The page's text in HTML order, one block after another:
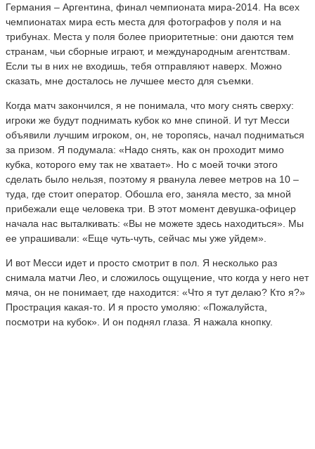
Германия – Аргентина, финал чемпионата мира-2014. На всех
чемпионатах мира есть места для фотографов у поля и на
трибунах. Места у поля более приоритетные: они даются тем
странам, чьи сборные играют, и международным агентствам.
Если ты в них не входишь, тебя отправляют наверх. Можно
сказать, мне досталось не лучшее место для съемки.
Когда матч закончился, я не понимала, что могу снять сверху:
игроки же будут поднимать кубок ко мне спиной. И тут Месси
объявили лучшим игроком, он, не торопясь, начал подниматься
за призом. Я подумала: «Надо снять, как он проходит мимо
кубка, которого ему так не хватает». Но с моей точки этого
сделать было нельзя, поэтому я рванула левее метров на 10 –
туда, где стоит оператор. Обошла его, заняла место, за мной
прибежали еще человека три. В этот момент девушка-офицер
начала нас выталкивать: «Вы не можете здесь находиться». Мы
ее упрашивали: «Еще чуть-чуть, сейчас мы уже уйдем».
И вот Месси идет и просто смотрит в пол. Я несколько раз
снимала матчи Лео, и сложилось ощущение, что когда у него нет
мяча, он не понимает, где находится: «Что я тут делаю? Кто я?»
Прострация какая-то. И я просто умоляю: «Пожалуйста,
посмотри на кубок». И он поднял глаза. Я нажала кнопку.